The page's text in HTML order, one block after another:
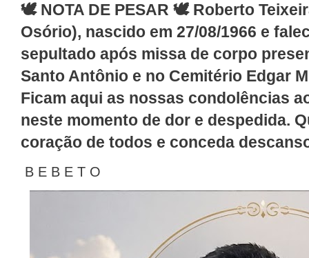
🕊️ NOTA DE PESAR 🕊️ Roberto
Osório), nascido em 27/08/1966 e
sepultado após missa de corpo
Santo Antônio e no Cemitério Edgar
Ficam aqui as nossas condolências
neste momento de dor e despedida.
coração de todos e conceda
B E B E T O